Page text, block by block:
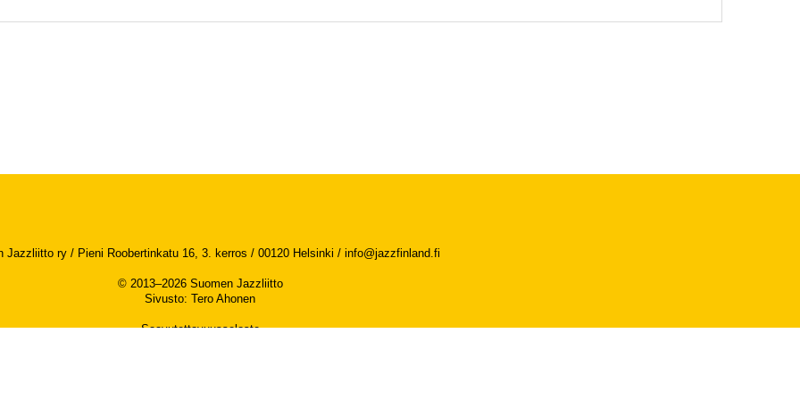
Jazzliitto ry / Pieni Roobertinkatu 16, 3. kerros / 00120 Helsinki / info@jazzfinland.fi
© 2013–2026 Suomen Jazzliitto
Sivusto: Tero Ahonen
Saavutettavuusseloste